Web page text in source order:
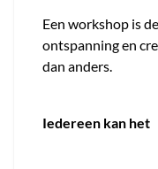
Een workshop is
ontspanning en
dan anders.
Iedereen kan het